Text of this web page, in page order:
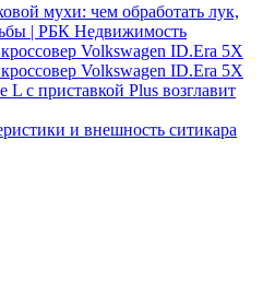
мухи: чем обработать лук,
| РБК Недвижимость
Volkswagen ID.Era 5X
Volkswagen ID.Era 5X
с приставкой Plus возглавит
и внешность ситикара